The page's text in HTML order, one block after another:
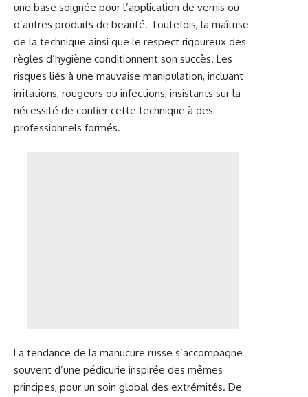
une base soignée pour l’application de vernis ou
d’autres produits de beauté. Toutefois, la maîtrise
de la technique ainsi que le respect rigoureux des
règles d’hygiène conditionnent son succès. Les
risques liés à une mauvaise manipulation, incluant
irritations, rougeurs ou infections, insistants sur la
nécessité de confier cette technique à des
professionnels formés.
La tendance de la manucure russe s’accompagne
souvent d’une pédicurie inspirée des mêmes
principes, pour un soin global des extrémités. De